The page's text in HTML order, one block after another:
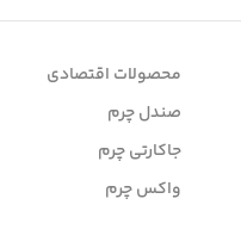
محصولات اقتصادی
صندل چرم
جاکارتی چرم
واکس چرم